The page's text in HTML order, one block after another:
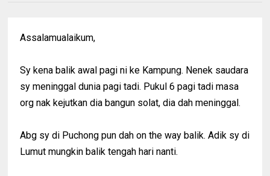
Assalamualaikum,
Sy kena balik awal pagi ni ke Kampung. Nenek saudara
sy meninggal dunia pagi tadi. Pukul 6 pagi tadi masa
org nak kejutkan dia bangun solat, dia dah meninggal.
Abg sy di Puchong pun dah on the way balik. Adik sy di
Lumut mungkin balik tengah hari nanti.